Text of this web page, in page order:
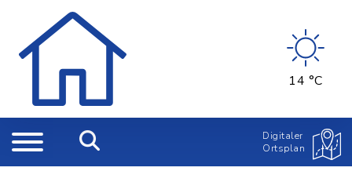
14 °C
Digitaler
Ortsplan